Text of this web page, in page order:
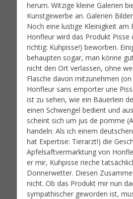
herum. Witzige kleine Galerien
Kunstgewerbe an. Galerien
Noch eine lustige Kleinigkeit am
Honfleur wird das Produkt Pisse
richtig: Kuhpisse!) beworben.
behaupten sogar, man könne
nicht den Ort verlassen, ohne
Flasche davon mitzunehmen
Honfleur sans emporter une
ist zu sehen, wie ein Bäuerlein
einen Schwengel bedient und
scheint sich um jus de pomme
handeln: Als ich einem
hat Expertise: Tierarzt!) die
Apfelsaftvermarktung von
er mir, Kuhpisse rieche
Donnerwetter. Diesen
nicht. Ob das Produkt mir nun
sympathischer geworden ist,